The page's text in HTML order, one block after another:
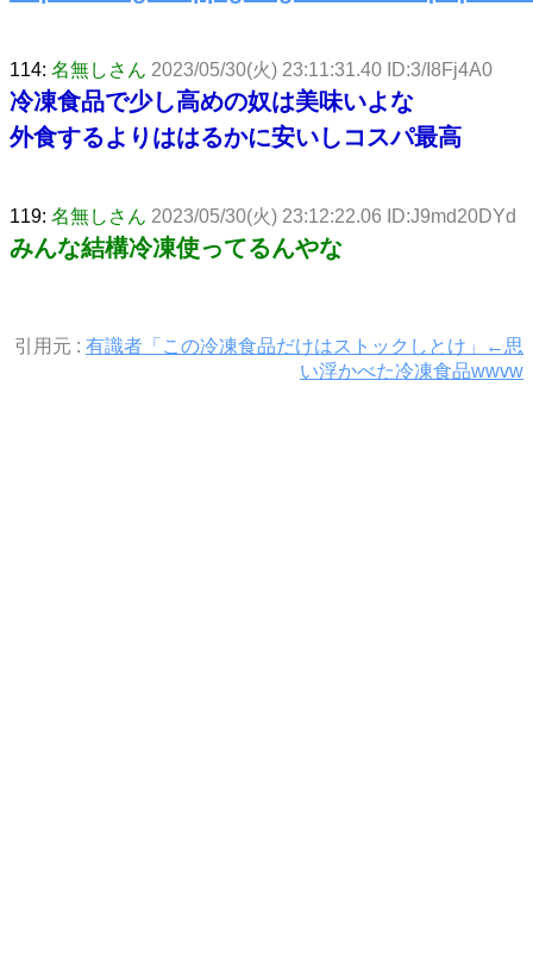
114: 名無しさん 2023/05/30(火) 23:11:31.40 ID:3/I8Fj4A0
冷凍食品で少し高めの奴は美味いよな
外食するよりははるかに安いしコスパ最高
119: 名無しさん 2023/05/30(火) 23:12:22.06 ID:J9md20DYd
みんな結構冷凍使ってるんやな
引用元 : 有識者「この冷凍食品だけはストックしとけ」←思
い浮かべた冷凍食品wwvw